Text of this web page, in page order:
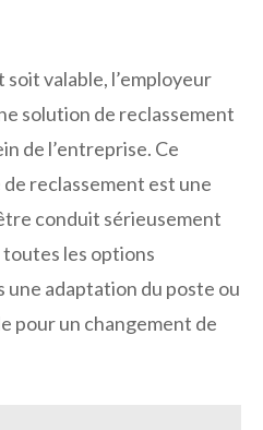
valable, l’employeur
solution de reclassement
de l’entreprise. Ce
reclassement est une
conduit sérieusement
les options
une adaptation du poste ou
pour un changement de